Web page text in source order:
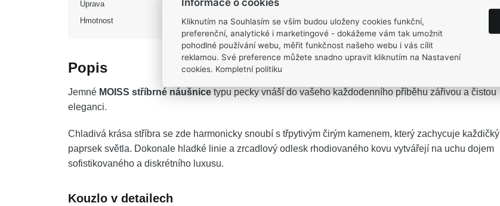
Úprava
Hmotnost
0,85 g
Popis
Jemné MOISS stříbrné náušnice typu pecky vnáší do vašeho každodenního příběhu zářivou a čistou
eleganci.
Chladivá krása stříbra se zde harmonicky snoubí s třpytivým čirým kamenem, který zachycuje každičký
paprsek světla. Dokonale hladké linie a zrcadlový odlesk rhodiovaného kovu vytvářejí na uchu dojem
sofistikovaného a diskrétního luxusu.
Kouzlo v detailech
Kliknutím na Souhlasím se vším budou uloženy cookies funkční,
preferenční, analytické i marketingové - dokážeme vám tak umožnit
pohodlné používání webu, měřit funkčnost našeho webu i vás cílit
reklamou. Své preference můžete snadno upravit kliknutím na Nastavení
cookies. Kompletní politiku